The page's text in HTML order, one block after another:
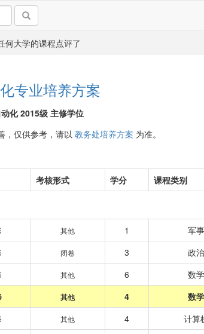
何大学的课程点评了
专业培养方案
化 2015级 主修学位
，仅供参考，请以 教务处培养方案 为准。
考核形式 学分 课程类别
其他 1
军
闭卷 3
政
其他 6
数
其他 4
数
其他 4
计算